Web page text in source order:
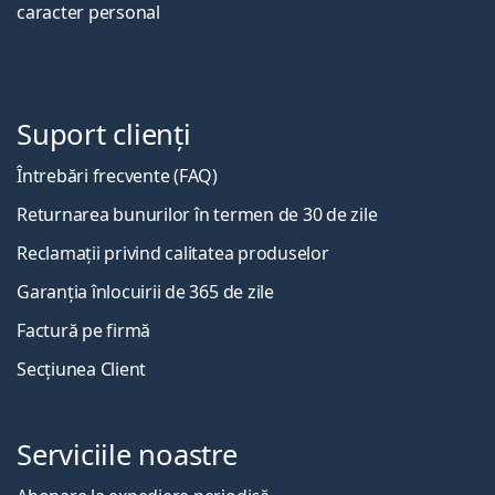
caracter personal
Suport clienți
Întrebări frecvente (FAQ)
Returnarea bunurilor în termen de 30 de zile
Reclamații privind calitatea produselor
Garanția înlocuirii de 365 de zile
Factură pe firmă
Secțiunea Client
Serviciile noastre